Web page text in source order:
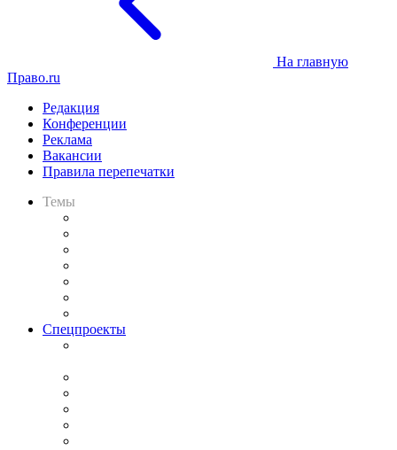
На главную
Право.ru
Редакция
Конференции
Реклама
Вакансии
Правила перепечатки
Темы
Спецпроекты